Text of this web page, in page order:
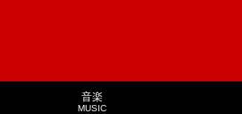
音楽
MUSIC